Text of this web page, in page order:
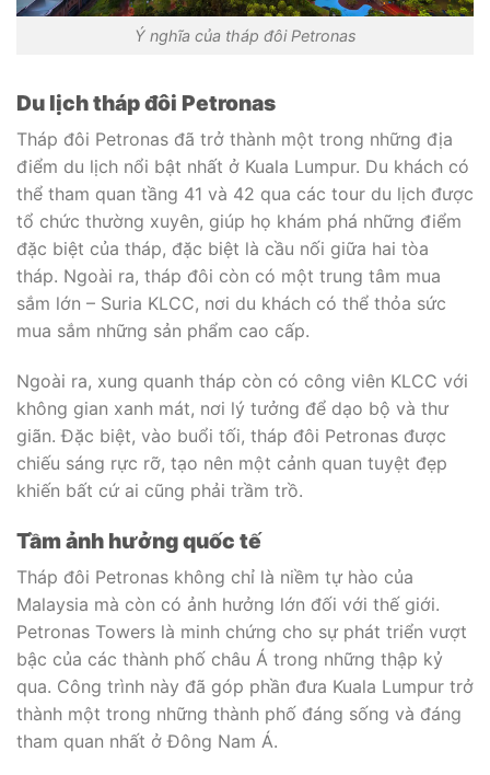
Ý nghĩa của tháp đôi Petronas
Du lịch tháp đôi Petronas
Tháp đôi Petronas đã trở thành một trong những địa
điểm du lịch nổi bật nhất ở Kuala Lumpur. Du khách có
thể tham quan tầng 41 và 42 qua các tour du lịch được
tổ chức thường xuyên, giúp họ khám phá những điểm
đặc biệt của tháp, đặc biệt là cầu nối giữa hai tòa
tháp. Ngoài ra, tháp đôi còn có một trung tâm mua
sắm lớn – Suria KLCC, nơi du khách có thể thỏa sức
mua sắm những sản phẩm cao cấp.
Ngoài ra, xung quanh tháp còn có công viên KLCC với
không gian xanh mát, nơi lý tưởng để dạo bộ và thư
giãn. Đặc biệt, vào buổi tối, tháp đôi Petronas được
chiếu sáng rực rỡ, tạo nên một cảnh quan tuyệt đẹp
khiến bất cứ ai cũng phải trầm trồ.
Tầm ảnh hưởng quốc tế
Tháp đôi Petronas không chỉ là niềm tự hào của
Malaysia mà còn có ảnh hưởng lớn đối với thế giới.
Petronas Towers là minh chứng cho sự phát triển vượt
bậc của các thành phố châu Á trong những thập kỷ
qua. Công trình này đã góp phần đưa Kuala Lumpur trở
thành một trong những thành phố đáng sống và đáng
tham quan nhất ở Đông Nam Á.